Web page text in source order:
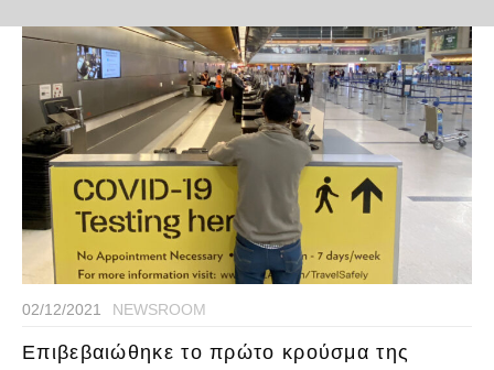
02/12/2021 NEWSROOM
Επιβεβαιώθηκε το πρώτο κρούσμα της